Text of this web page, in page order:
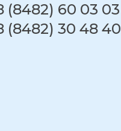
(8482) 60 03 03
(8482) 30 48 40